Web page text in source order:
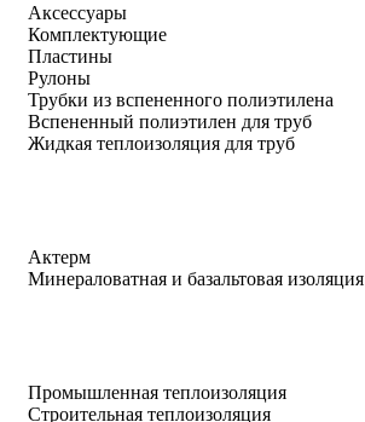
Аксессуары
Комплектующие
Пластины
Рулоны
Трубки из вспененного полиэтилена
Вспененный полиэтилен для труб
Жидкая теплоизоляция для труб
Актерм
Минераловатная и базальтовая изоляция
Промышленная теплоизоляция
Строительная теплоизоляция